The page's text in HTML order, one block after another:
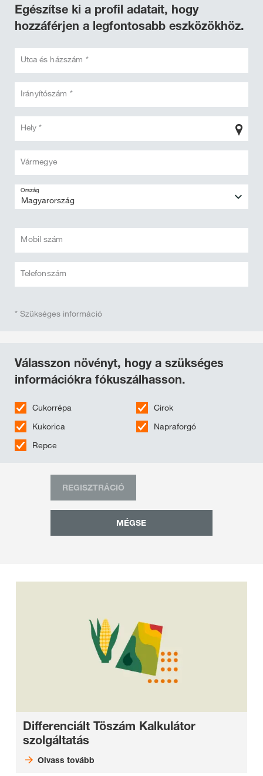
Egészítse ki a profil adatait, hogy
hozzáférjen a legfontosabb eszközökhöz.
Utca és házszám *
Irányítószám *
Hely *
Vármegye
Ország
Mobil szám
Telefonszám
* Szükséges információ
Válasszon növényt, hogy a szükséges
információkra fókuszálhasson.
Cukorrépa
Kukorica
Repce
Cirok
Napraforgó
MÉGSE
REGISZTRÁCIÓ
Differenciált Töszám Kalkulátor
szolgáltatás
Olvass tovább